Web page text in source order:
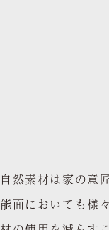
自然素材は家の意
能面においても様